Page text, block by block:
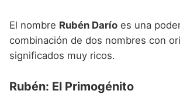
Nombres de niño que empiezan
Nombres de niño que empiezan
Nombres de niño que
Nombres de Niño
Nombres de Niño Rusos
Nombres de Niño Suecos
El nombre Rubén Darío es una
combinación de dos nombres con
significados muy ricos.
Rubén: El Primogénito